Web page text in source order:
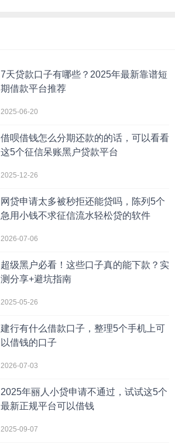
7天贷款口子有哪些？2025年最新靠谱短
期借款平台推荐
2025-06-20
借呗借钱怎么分期还款的的话，可以看看
这5个征信呆账黑户贷款平台
2025-12-26
网贷申请太多被秒拒还能贷吗，陈列5个
急用小钱不求征信流水轻松贷的软件
2026-07-06
超级黑户必看！这些口子真的能下款？实
测分享+避坑指南
2025-05-26
建行有什么借款口子，整理5个手机上可
以借钱的口子
2026-07-03
2025年丽人小贷申请不通过，试试这5个
最新正规平台可以借钱
2025-09-07